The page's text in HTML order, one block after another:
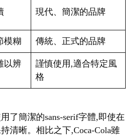
現代、簡潔的品牌
模糊 傳統、正式的品牌
以辨
謹慎使用,適合特定風
格
了簡潔的sans-serif字體,即使在
清晰。相比之下,Coca-Cola雖